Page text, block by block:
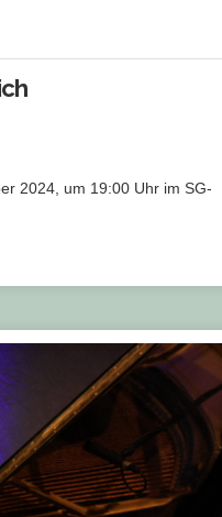
2024, um 19:00 Uhr im SG-